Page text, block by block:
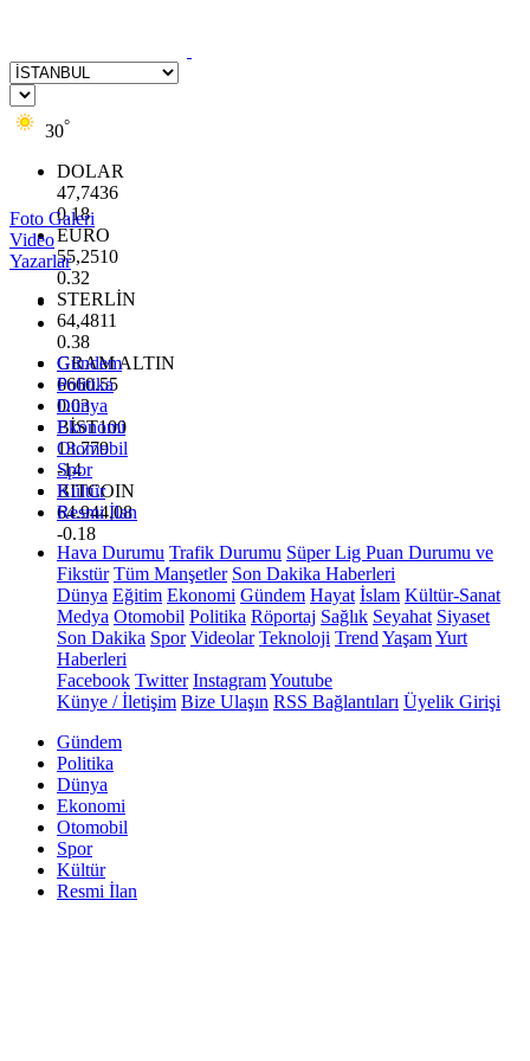
30°
DOLAR
47,7436
0.18
EURO
55,2510
0.32
STERLİN
64,4811
0.38
GRAM ALTIN
6660.55
0.03
BİST100
13.779
-14
BITCOIN
64.944,08
-0.18
Foto Galeri
Video
Yazarlar
Gündem
Politika
Dünya
Ekonomi
Otomobil
Spor
Kültür
Resmi İlan
Hava Durumu Trafik Durumu Süper Lig Puan Durumu ve
Fikstür Tüm Manşetler Son Dakika Haberleri
Dünya Eğitim Ekonomi Gündem Hayat İslam Kültür-Sanat
Medya Otomobil Politika Röportaj Sağlık Seyahat Siyaset
Son Dakika Spor Videolar Teknoloji Trend YaşamYurt
Haberleri
Facebook Twitter InstagramYoutube
Künye / İletişim Bize Ulaşın RSS Bağlantıları Üyelik Girişi
Gündem
Politika
Dünya
Ekonomi
Otomobil
Spor
Kültür
Resmi İlan